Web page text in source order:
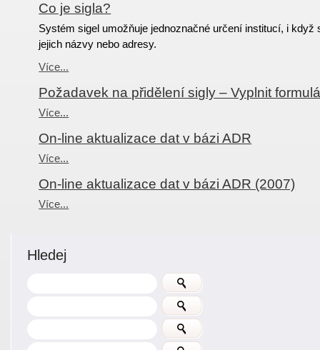
Co je sigla?
Systém sigel umožňuje jednoznačné určení institucí, i když
jejich názvy nebo adresy.
Více...
Požadavek na přidělení sigly – Vyplnit
Více...
On-line aktualizace dat v bázi ADR
Více...
On-line aktualizace dat v bázi ADR (2007)
Více...
Hledej